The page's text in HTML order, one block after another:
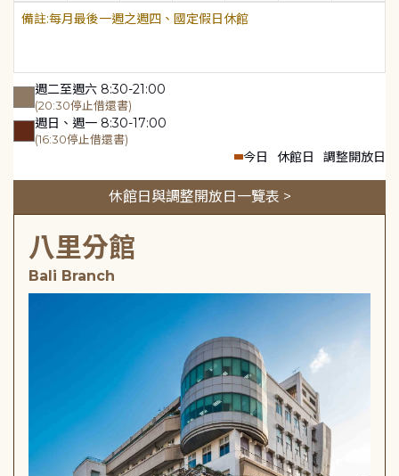
每月最後一週之週四、國定假日休館
週二至週六 8:30-21:00
(20:30停止借還書)
週日、週一 8:30-17:00
(16:30停止借還書)
今日 休館日 調整開放日
休館日與調整開放日一覽表 >
八里分館
Bali Branch